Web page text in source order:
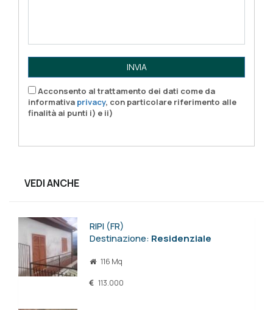
INVIA
Acconsento al trattamento dei dati come da
informativa privacy, con particolare riferimento alle
finalità ai punti i) e ii)
VEDI ANCHE
RIPI (FR)
Destinazione: Residenziale
116 Mq
113.000